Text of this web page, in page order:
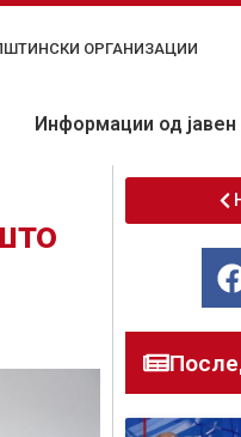
ОРГАНИЗАЦИИ
Информации од јавен